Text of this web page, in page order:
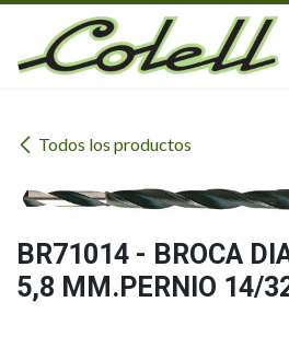
Ir al contenido
Todos los productos
BR71014 - BROCA
5,8 MM.PERNIO 14/